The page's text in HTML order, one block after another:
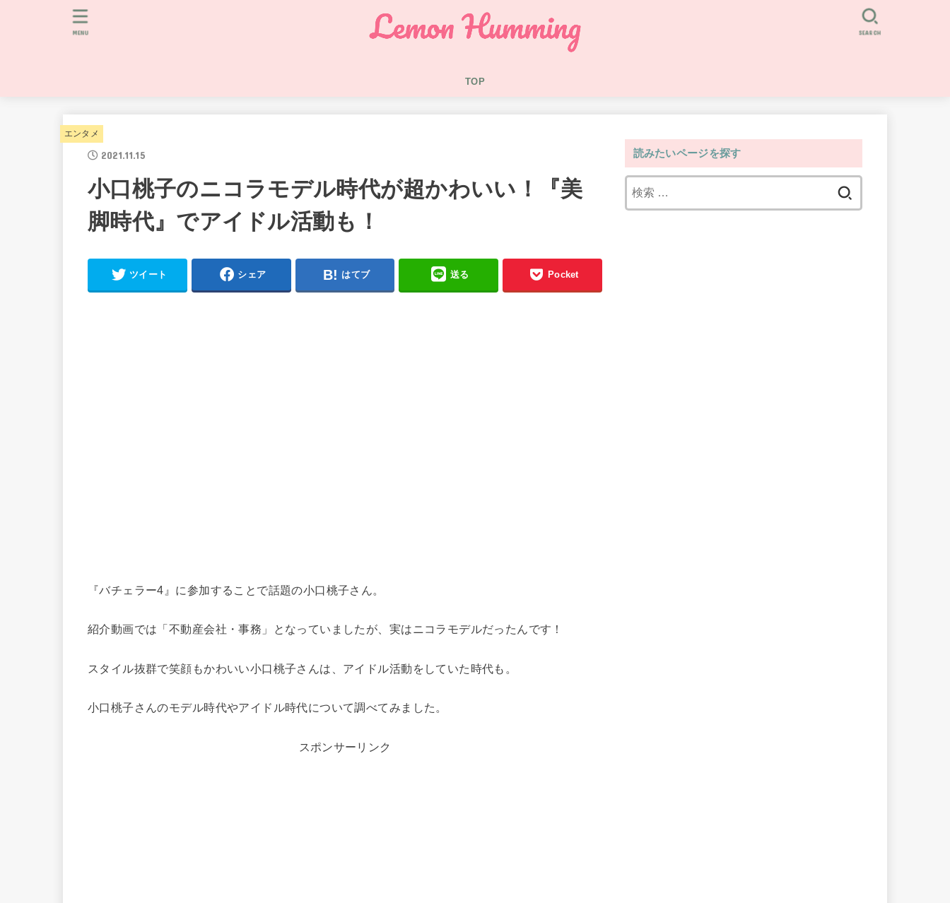
TOP
SEARCH
MENU
エンタメ
2021.11.15
小口桃子のニコラモデル時代が超かわいい！『美
脚時代』でアイドル活動も！
ツイート シェア はてブ 送る Pocket
『バチェラー4』に参加することで話題の小口桃子さん。
紹介動画では「不動産会社・事務」となっていましたが、実はニコラモデルだったんです！
スタイル抜群で笑顔もかわいい小口桃子さんは、アイドル活動をしていた時代も。
小口桃子さんのモデル時代やアイドル時代について調べてみました。
スポンサーリンク
読みたいページを探す